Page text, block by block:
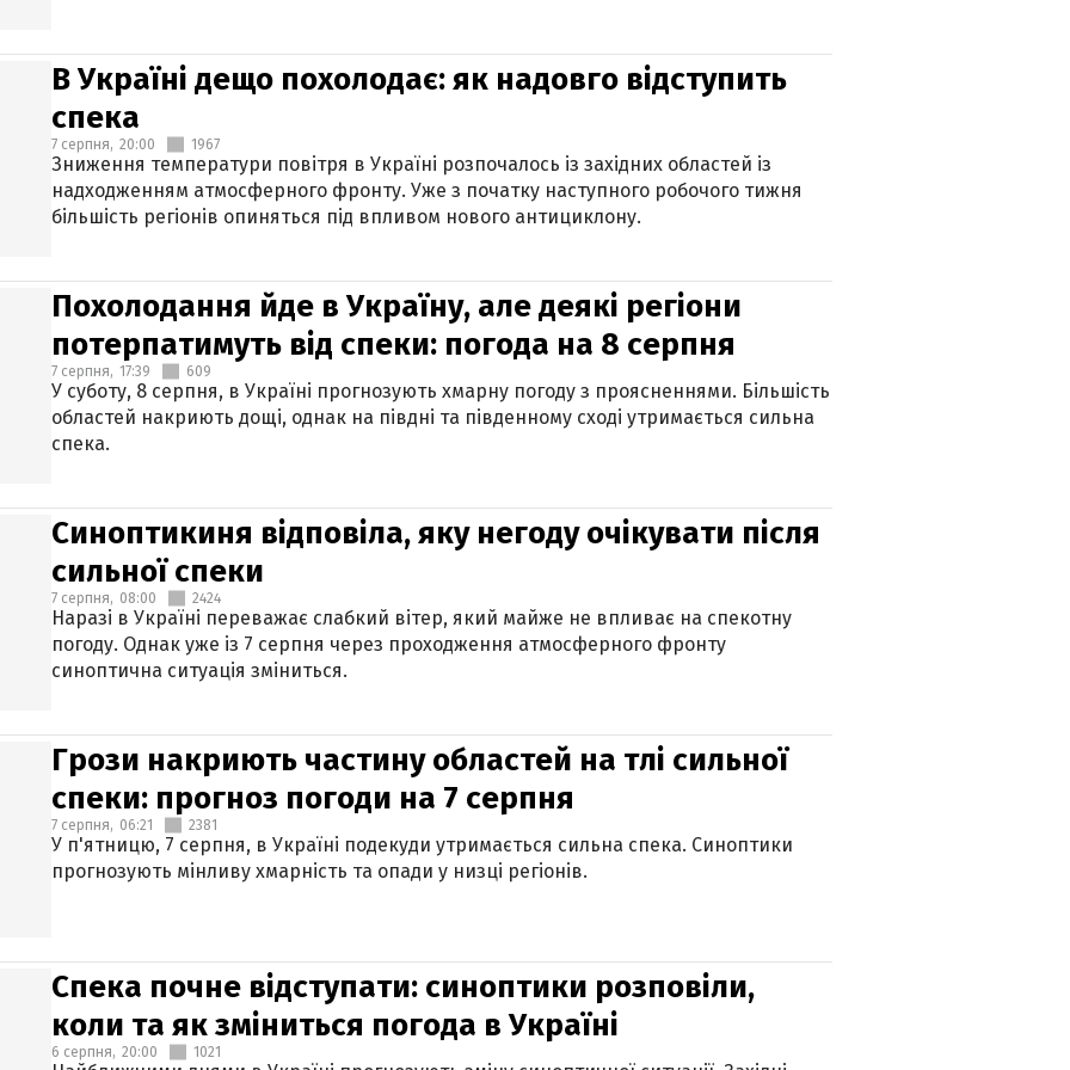
В Україні дещо похолодає: як надовго відступить
спека
7 серпня, 20:00 1967
Зниження температури повітря в Україні розпочалось із західних областей із
надходженням атмосферного фронту. Уже з початку наступного робочого тижня
більшість регіонів опиняться під впливом нового антициклону.
Похолодання йде в Україну, але деякі регіони
потерпатимуть від спеки: погода на 8 серпня
7 серпня, 17:39 609
У суботу, 8 серпня, в Україні прогнозують хмарну погоду з проясненнями. Більшість
областей накриють дощі, однак на півдні та південному сході утримається сильна
спека.
Синоптикиня відповіла, яку негоду очікувати після
сильної спеки
7 серпня, 08:00 2424
Наразі в Україні переважає слабкий вітер, який майже не впливає на спекотну
погоду. Однак уже із 7 серпня через проходження атмосферного фронту
синоптична ситуація зміниться.
Грози накриють частину областей на тлі сильної
спеки: прогноз погоди на 7 серпня
7 серпня, 06:21 2381
У п'ятницю, 7 серпня, в Україні подекуди утримається сильна спека. Синоптики
прогнозують мінливу хмарність та опади у низці регіонів.
Спека почне відступати: синоптики розповіли,
коли та як зміниться погода в Україні
6 серпня, 20:00 1021